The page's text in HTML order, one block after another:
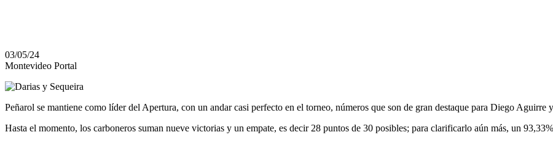
03/05/24
Montevideo Portal
Peñarol se mantiene como líder del Apertura, con un andar casi perfecto en el torneo, números que son de gran destaque para Diego Aguirre
Hasta el momento, los carboneros suman nueve victorias y un empate, es decir 28 puntos de 30 posibles; para clarificarlo aún más, un